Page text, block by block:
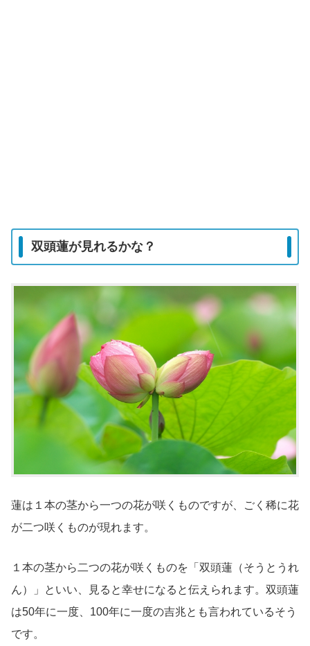
双頭蓮が見れるかな？
蓮は１本の茎から一つの花が咲くものですが、ごく稀に花
が二つ咲くものが現れます。
１本の茎から二つの花が咲くものを「双頭蓮（そうとうれ
ん）」といい、見ると幸せになると伝えられます。双頭蓮
は50年に一度、100年に一度の吉兆とも言われているそう
です。